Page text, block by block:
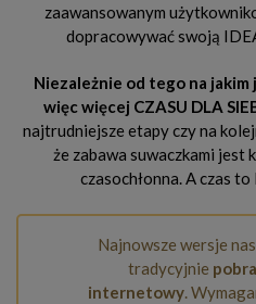
zaawansowanym
dopracowywać swoją
Niezależnie od tego na
więc więcej CZASU DLA
najtrudniejsze etapy czy na
że zabawa suwaczkami jest
czasochłonna. A czas
Najnowsze wersje
tradycyjnie
internetowy.